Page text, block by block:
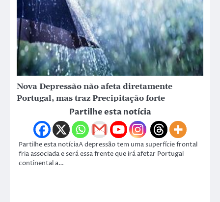
Nova Depressão não afeta diretamente
Portugal, mas traz Precipitação forte
Partilhe esta notícia
Partilhe esta notíciaA depressão tem uma superfície frontal
fria associada e será essa frente que irá afetar Portugal
continental a…